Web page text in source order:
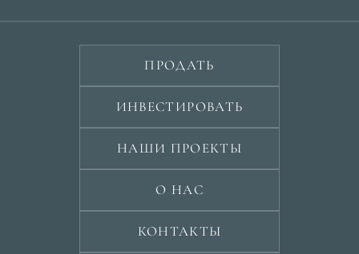
ПРОДАТЬ
ИНВЕСТИРОВАТЬ
НАШИ ПРОЕКТЫ
О НАС
КОНТАКТЫ